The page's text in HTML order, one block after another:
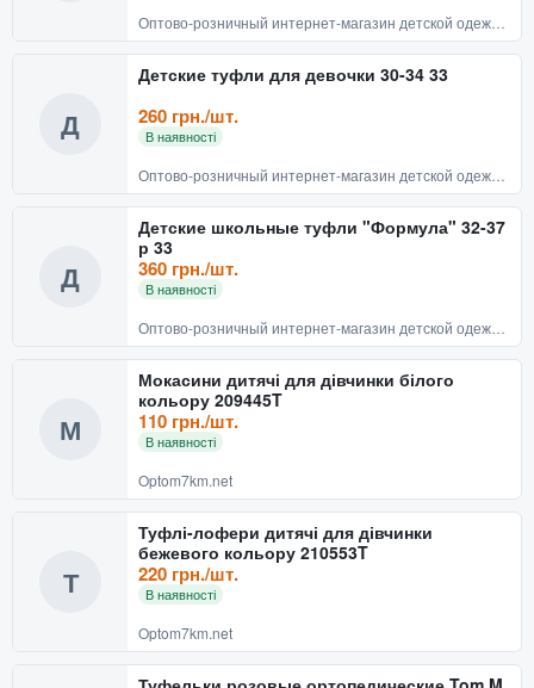
Д
Детские туфли для девочки 30-34 33
260 грн./шт.
В наявності
Д
Детские школьные туфли "Формула" 32-37
р 33
360 грн./шт.
В наявності
М
Мокасини дитячі для дівчинки білого
кольору 209445T
110 грн./шт.
В наявності
Optom7km.net
Т
Туфлі-лофери дитячі для дівчинки
бежевого кольору 210553T
220 грн./шт.
В наявності
Optom7km.net